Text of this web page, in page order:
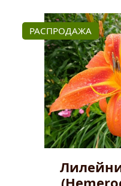
РАСПРОДАЖА